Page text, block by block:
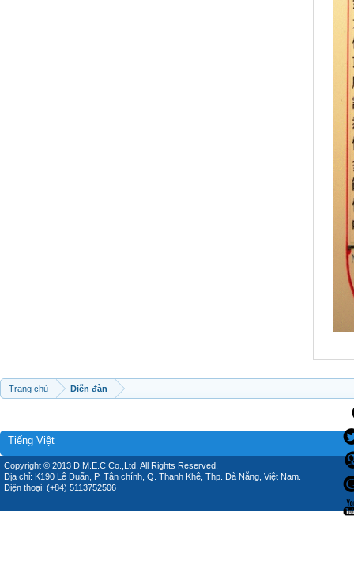
Trang chủ Diễn đàn
Tiếng Việt
Copyright © 2013 D.M.E.C Co.,Ltd, All Rights Reserved.
Địa chỉ: K190 Lê Duẩn, P. Tân chính, Q. Thanh Khê, Thp. Đà Nẵng, Việt Nam.
Điện thoại: (+84) 5113752506